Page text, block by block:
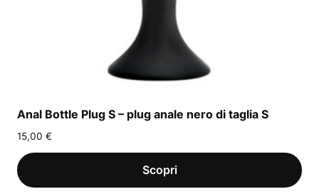
Anal Bottle Plug S – plug anale nero di taglia S
15,00 €